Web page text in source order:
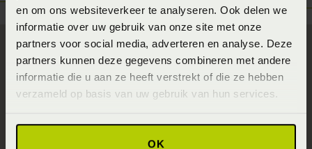
en om ons websiteverkeer te analyseren. Ook delen we
informatie over uw gebruik van onze site met onze
partners voor social media, adverteren en analyse. Deze
partners kunnen deze gegevens combineren met andere
informatie die u aan ze heeft verstrekt of die ze hebben
verzameld op basis van uw gebruik van hun services.
OK
Wil je meer weten over
Polypreen?
Vraag dan nu meer informatie op over Polypreen om